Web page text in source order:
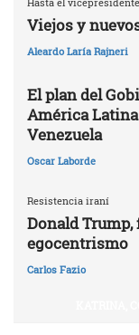
Viejos y
Aleardo Laría Rajneri
El plan del
América
Venezuela
Oscar Laborde
Resistencia iraní
Donald
egocentrismo
Carlos Fazio